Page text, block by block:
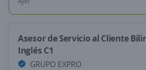
Asesor de Servicio al Cliente
Inglés C1
GRUPO EXPRO